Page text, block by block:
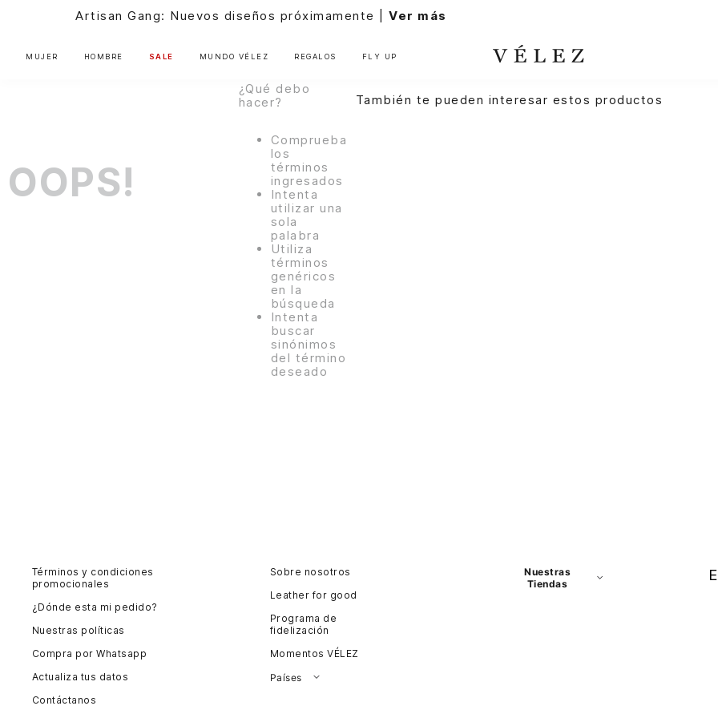
próximamente | Ver más
MUJER HOMBRE SALE MUNDO VÉLEZ REGALOS FLY UP
OOPS!
ningún
resultado para
libres-
1040792-58"
¿Qué debo
hacer?
Comprueba
los
términos
ingresados
Intenta
utilizar una
sola
palabra
Utiliza
términos
genéricos
en la
búsqueda
Intenta
buscar
sinónimos
del término
deseado
También te pueden interesar estos productos
Términos y condiciones
promocionales
¿Dónde esta mi pedido?
Nuestras políticas
Compra por Whatsapp
Actualiza tus datos
Contáctanos
Sobre nosotros
Leather for good
Programa de
fidelización
Momentos VÉLEZ
Países
Nuestras
Tiendas